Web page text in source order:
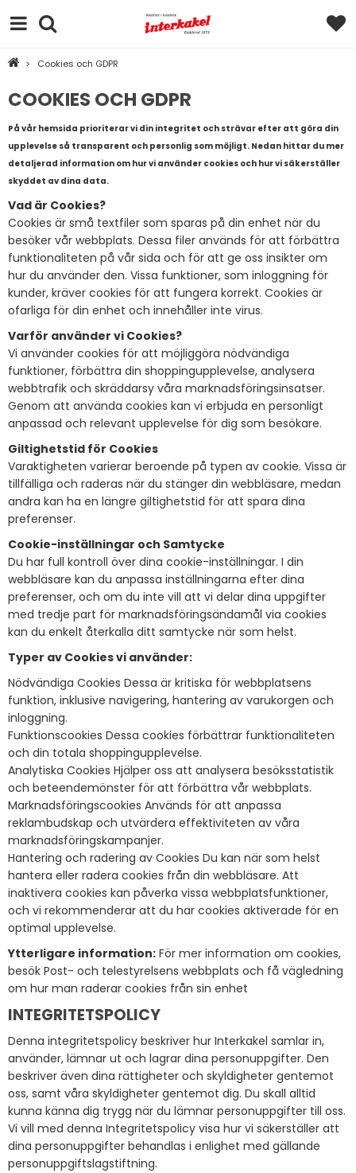
> Cookies och GDPR
COOKIES OCH GDPR
På vår hemsida prioriterar vi din integritet och strävar efter att göra din
upplevelse så transparent och personlig som möjligt. Nedan hittar du mer
detaljerad information om hur vi använder cookies och hur vi säkerställer
skyddet av dina data.
Vad är Cookies?
Cookies är små textfiler som sparas på din enhet när du
besöker vår webbplats. Dessa filer används för att förbättra
funktionaliteten på vår sida och för att ge oss insikter om
hur du använder den. Vissa funktioner, som inloggning för
kunder, kräver cookies för att fungera korrekt. Cookies är
ofarliga för din enhet och innehåller inte virus.
Varför använder vi Cookies?
Vi använder cookies för att möjliggöra nödvändiga
funktioner, förbättra din shoppingupplevelse, analysera
webbtrafik och skräddarsy våra marknadsföringsinsatser.
Genom att använda cookies kan vi erbjuda en personligt
anpassad och relevant upplevelse för dig som besökare.
Giltighetstid för Cookies
Varaktigheten varierar beroende på typen av cookie. Vissa är
tillfälliga och raderas när du stänger din webbläsare, medan
andra kan ha en längre giltighetstid för att spara dina
preferenser.
Cookie-inställningar och Samtycke
Du har full kontroll över dina cookie-inställningar. I din
webbläsare kan du anpassa inställningarna efter dina
preferenser, och om du inte vill att vi delar dina uppgifter
med tredje part för marknadsföringsändamål via cookies
kan du enkelt återkalla ditt samtycke när som helst.
Typer av Cookies vi använder:
Nödvändiga Cookies Dessa är kritiska för webbplatsens
funktion, inklusive navigering, hantering av varukorgen och
inloggning.
Funktionscookies Dessa cookies förbättrar funktionaliteten
och din totala shoppingupplevelse.
Analytiska Cookies Hjälper oss att analysera besöksstatistik
och beteendemönster för att förbättra vår webbplats.
Marknadsföringscookies Används för att anpassa
reklambudskap och utvärdera effektiviteten av våra
marknadsföringskampanjer.
Hantering och radering av Cookies Du kan när som helst
hantera eller radera cookies från din webbläsare. Att
inaktivera cookies kan påverka vissa webbplatsfunktioner,
och vi rekommenderar att du har cookies aktiverade för en
optimal upplevelse.
Ytterligare information: För mer information om cookies,
besök Post- och telestyrelsens webbplats och få vägledning
om hur man raderar cookies från sin enhet
INTEGRITETSPOLICY
Denna integritetspolicy beskriver hur Interkakel samlar in,
använder, lämnar ut och lagrar dina personuppgifter. Den
beskriver även dina rättigheter och skyldigheter gentemot
oss, samt våra skyldigheter gentemot dig. Du skall alltid
kunna känna dig trygg när du lämnar personuppgifter till oss.
Vi vill med denna Integritetspolicy visa hur vi säkerställer att
dina personuppgifter behandlas i enlighet med gällande
personuppgiftslagstiftning.